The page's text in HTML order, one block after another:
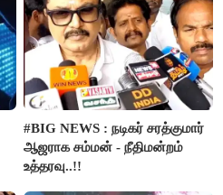
#BIG NEWS : நடிகர் சரத்குமார்
ஆஜராக சம்மன் - நீதிமன்றம்
உத்தரவு..!!